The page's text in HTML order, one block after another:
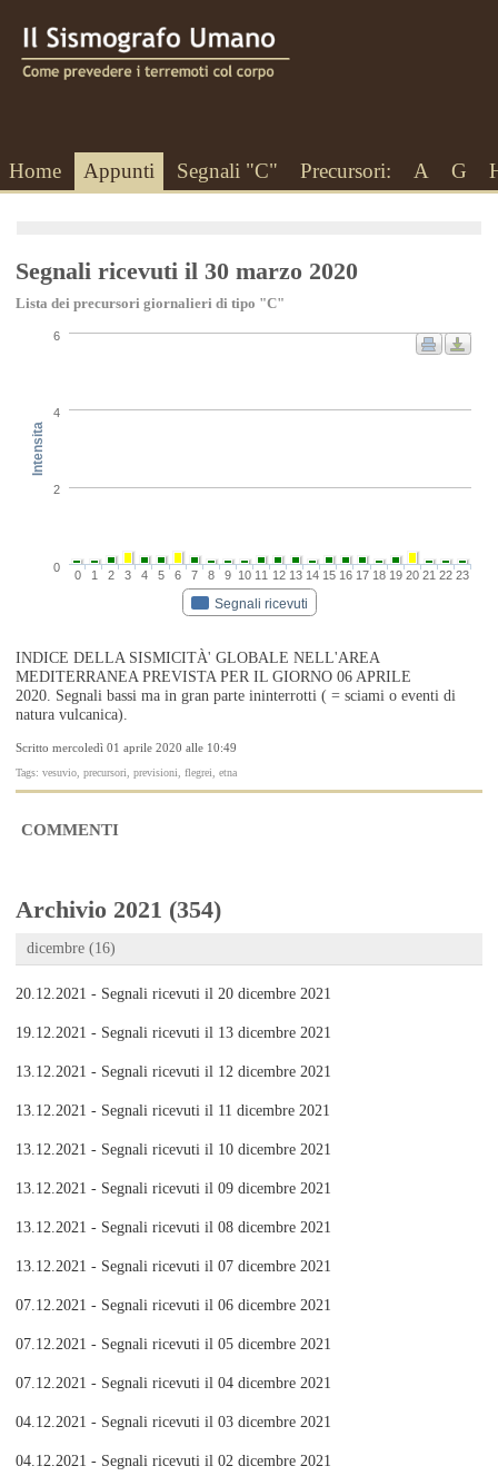
Home Appunti Segnali "C" Precursori: A G
Segnali ricevuti il 30 marzo 2020
Lista dei precursori giornalieri di tipo "C"
Intensita
Segnali ricevuti
0 1 2 3 4 5 6 7 8 9 10 11 12 13 14 15 16 17 18 19 20 21 22 23
0
2
4
6
INDICE DELLA SISMICITÀ' GLOBALE NELL'AREA
MEDITERRANEA PREVISTA PER IL GIORNO 06 APRILE
2020. Segnali bassi ma in gran parte ininterrotti ( = sciami o eventi di
natura vulcanica).
Scritto mercoledì 01 aprile 2020 alle 10:49
Tags: vesuvio, precursori, previsioni, flegrei, etna
COMMENTI
Archivio 2021 (354)
dicembre (16)
20.12.2021 - Segnali ricevuti il 20 dicembre 2021
19.12.2021 - Segnali ricevuti il 13 dicembre 2021
13.12.2021 - Segnali ricevuti il 12 dicembre 2021
13.12.2021 - Segnali ricevuti il 11 dicembre 2021
13.12.2021 - Segnali ricevuti il 10 dicembre 2021
13.12.2021 - Segnali ricevuti il 09 dicembre 2021
13.12.2021 - Segnali ricevuti il 08 dicembre 2021
13.12.2021 - Segnali ricevuti il 07 dicembre 2021
07.12.2021 - Segnali ricevuti il 06 dicembre 2021
07.12.2021 - Segnali ricevuti il 05 dicembre 2021
07.12.2021 - Segnali ricevuti il 04 dicembre 2021
04.12.2021 - Segnali ricevuti il 03 dicembre 2021
04.12.2021 - Segnali ricevuti il 02 dicembre 2021